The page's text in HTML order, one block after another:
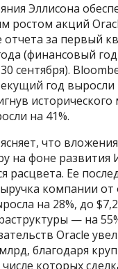
Эллисона
ростом акций
отчета за первый
(финансовый
сентября).
год выросли
на 41%.
что
на фоне
расцвета. Ее
компании от
на 28%, до
— на
Oracle
благодаря
которых